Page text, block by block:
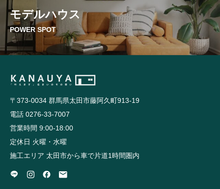
モデルハウス
POWER SPOT
〒373-0034 群馬県太田市藤阿久町913-19
電話 0276-33-7007
営業時間 9:00-18:00
定休日 火曜・水曜
施工エリア 太田市から車で片道1時間圏内